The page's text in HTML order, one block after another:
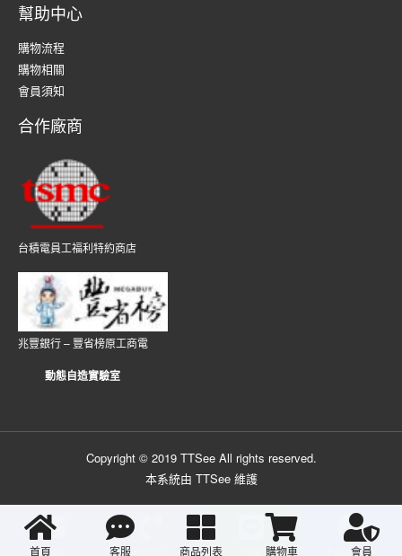
幫助中心
購物流程
購物相關
會員須知
合作廠商
台積電員工福利特約商店
兆豐銀行 – 豐省榜原工商電
動態自造實驗室
Copyright © 2019 TTSee All rights reserved.
本系統由 TTSee 維護
首頁 客服 商品列表 購物車 會員
Email Facebook